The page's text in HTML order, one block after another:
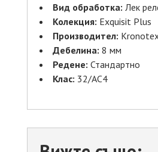
Вид обработка: Лек
Колекция: Exquisit Plus
Производител:
Дебелина: 8 мм
Редене: Стандартно
Клас: 32/АС4